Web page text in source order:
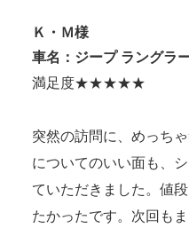
Ｋ・Ｍ様
車名：ジープ ラングラ
満足度★★★★★
突然の訪問に、めっち
についてのいい面も、
ていただきました。値
たかったです。次回も